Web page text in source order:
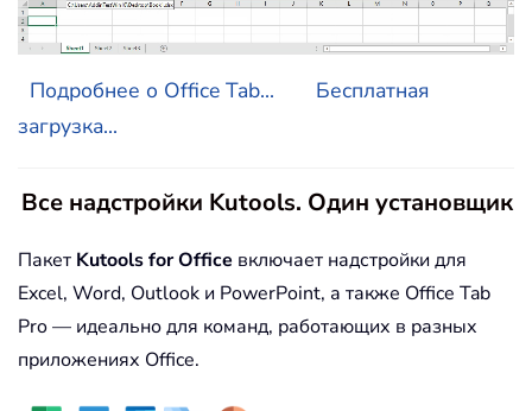
Подробнее о Office Tab...
Бесплатная
загрузка...
Все надстройки Kutools. Один установщик
Пакет Kutools for Office включает надстройки для
Excel, Word, Outlook и PowerPoint, а также Office Tab
Pro — идеально для команд, работающих в разных
приложениях Office.